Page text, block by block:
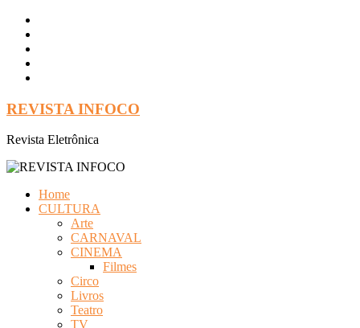
REVISTA INFOCO
Revista Eletrônica
Home
CULTURA
Arte
CARNAVAL
CINEMA
Filmes
Circo
Livros
Teatro
TV